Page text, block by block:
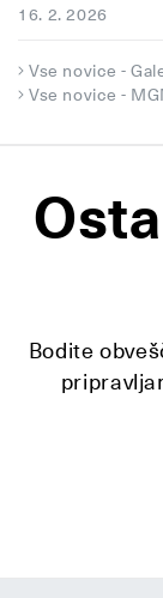
16. 2. 2026
Vse novice -
Vse novice -
Bodite